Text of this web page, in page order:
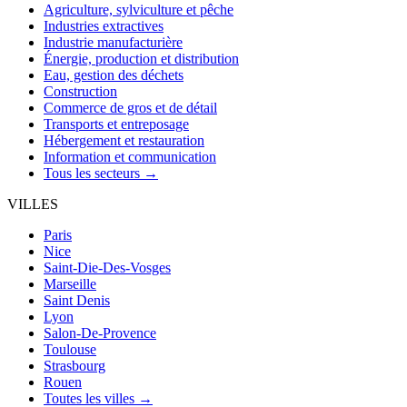
Agriculture, sylviculture et pêche
Industries extractives
Industrie manufacturière
Énergie, production et distribution
Eau, gestion des déchets
Construction
Commerce de gros et de détail
Transports et entreposage
Hébergement et restauration
Information et communication
Tous les secteurs →
VILLES
Paris
Nice
Saint-Die-Des-Vosges
Marseille
Saint Denis
Lyon
Salon-De-Provence
Toulouse
Strasbourg
Rouen
Toutes les villes →